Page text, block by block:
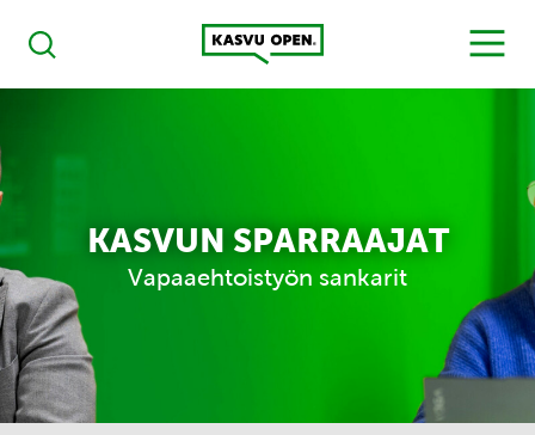
Haku
Kasvu Open
MENU
KASVUN SPARRAAJAT
Vapaaehtoistyön sankarit